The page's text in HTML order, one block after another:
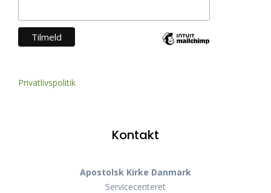
Privatlivspolitik
Kontakt
Apostolsk Kirke Danmark
Servicecenteret